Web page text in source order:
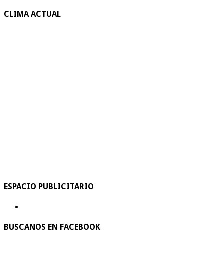
CLIMA ACTUAL
ESPACIO PUBLICITARIO
BUSCANOS EN FACEBOOK